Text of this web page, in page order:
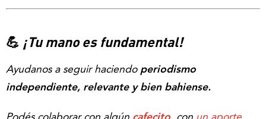
💪 ¡Tu mano es fundamental!
Ayudanos a seguir haciendo periodismo
independiente, relevante y bien bahiense.